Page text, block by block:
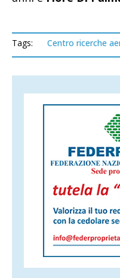
Tags: Centro ricerche